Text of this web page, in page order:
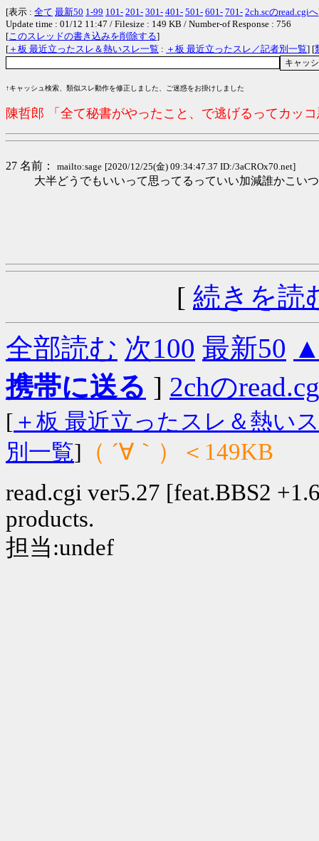
[表示 : 全て 最新50 1-99 101- 201- 301- 401- 501- 601- 701- 2ch.scのread.cgiへ
Update time : 01/12 11:47 / Filesize : 149 KB / Number-of Response : 756
[このスレッドの書き込みを削除する]
[ ＋板 最近立ったスレ＆熱いスレ一覧 : ＋板 最近立ったスレ／記者別一覧] [
↑キャッシュ検索、類似スレ動作を修正しました、ご迷惑をお掛けしました
陳哲郎 「全て秘書がやったこと、で逃げるってカッ
27 名前： mailto:sage [2020/12/25(金) 09:34:47.37 ID:/3aCROx70.net]
大半どうでもいいって思ってるっていい加減誰かこい
[ 続きを読
全部読む 次100 最新50
携帯に送る ] 2chの
[ ＋板 最近立ったスレ＆熱い
別一覧] （ ´∀｀）＜149KB
read.cgi ver5.27 [feat.BBS2
products.
担当:undef